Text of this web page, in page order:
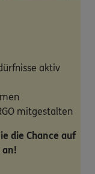
aktiv
mitgestalten
die Chance auf
an!